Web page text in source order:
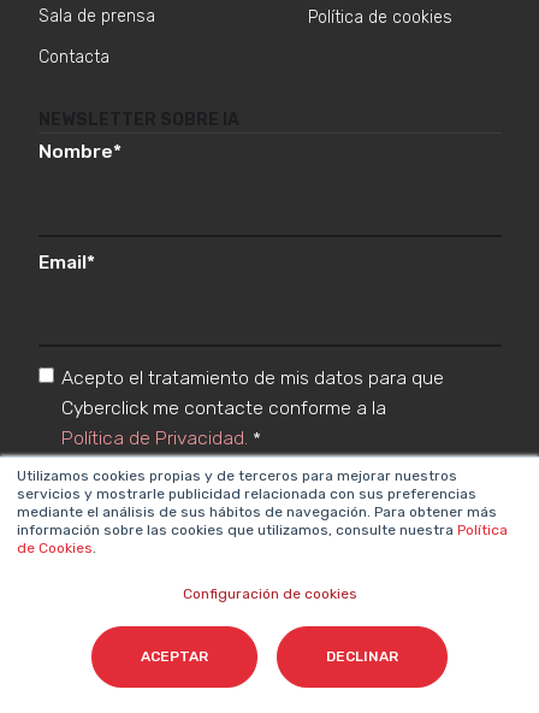
Utilizamos cookies propias y de terceros para mejorar nuestros
servicios y mostrarle publicidad relacionada con sus preferencias
mediante el análisis de sus hábitos de navegación. Para obtener más
información sobre las cookies que utilizamos, consulte nuestra Política
de Cookies.
Configuración de cookies
ACEPTAR DECLINAR
Sala de prensa
Contacta
Política de cookies
Nombre*
Email*
Acepto el tratamiento de mis datos para que
Cyberclick me contacte conforme a la
Política de Privacidad. *
Cyberclick @ 2026. Todos los derechos reservados